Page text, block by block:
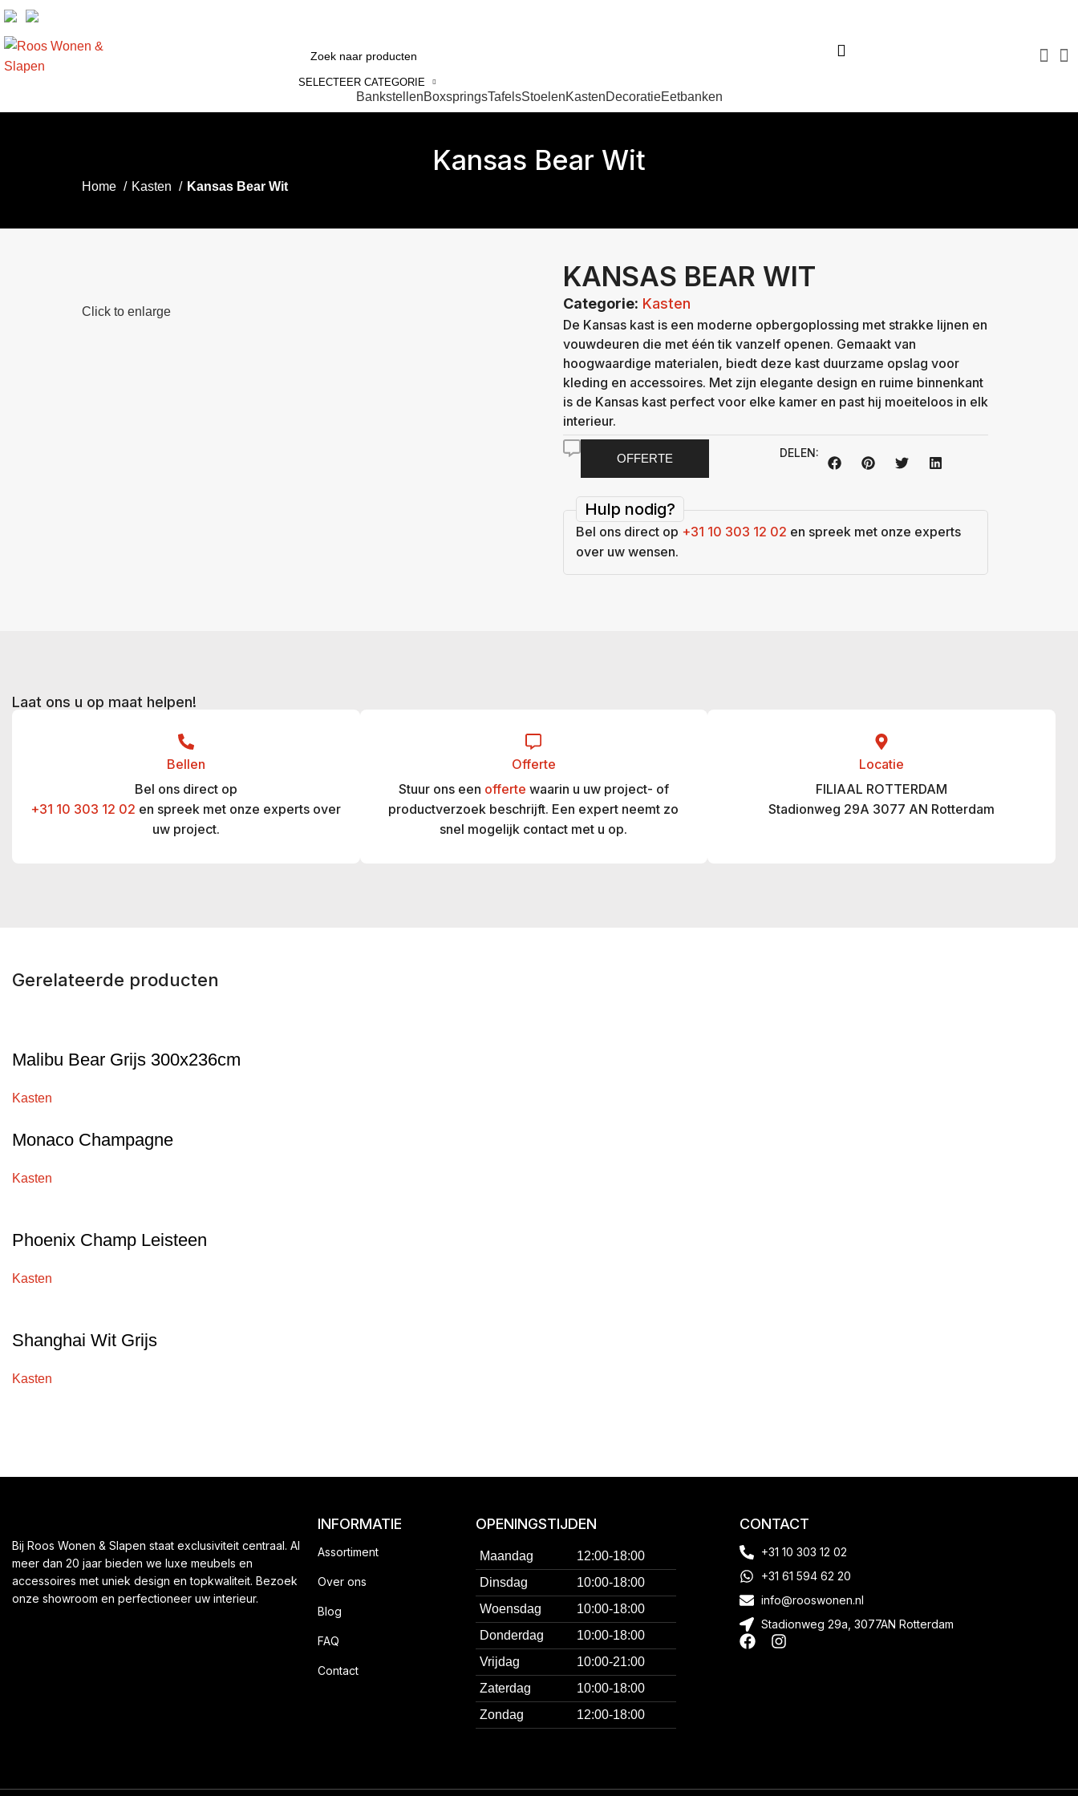
SELECTEER CATEGORIE
BankstellenBoxspringsTafelsStoelenKastenDecoratieEetbanken
Kansas Bear Wit
Home Kasten Kansas Bear Wit
Click to enlarge
KANSAS BEAR WIT
Categorie: Kasten
De Kansas kast is een moderne opbergoplossing met strakke lijnen en
vouwdeuren die met één tik vanzelf openen. Gemaakt van
hoogwaardige materialen, biedt deze kast duurzame opslag voor
kleding en accessoires. Met zijn elegante design en ruime binnenkant
is de Kansas kast perfect voor elke kamer en past hij moeiteloos in elk
interieur.
OFFERTE DELEN:
Hulp nodig?
Bel ons direct op +31 10 303 12 02 en spreek met onze experts
over uw wensen.
Laat ons u op maat helpen!
Bellen
Bel ons direct op
+31 10 303 12 02 en spreek met onze experts over
uw project.
Offerte
Stuur ons een offerte waarin u uw project- of
productverzoek beschrijft. Een expert neemt zo
snel mogelijk contact met u op.
Locatie
FILIAAL ROTTERDAM
Stadionweg 29A 3077 AN Rotterdam
Gerelateerde producten
Malibu Bear Grijs 300x236cm
Kasten
Monaco Champagne
Kasten
Phoenix Champ Leisteen
Kasten
Shanghai Wit Grijs
Kasten
Bij Roos Wonen & Slapen staat exclusiviteit centraal. Al
meer dan 20 jaar bieden we luxe meubels en
accessoires met uniek design en topkwaliteit. Bezoek
onze showroom en perfectioneer uw interieur.
INFORMATIE
Assortiment
Over ons
Blog
FAQ
Contact
OPENINGSTIJDEN
Maandag
12:00-18:00
Dinsdag
10:00-18:00
Woensdag
10:00-18:00
Donderdag
10:00-18:00
Vrijdag
10:00-21:00
Zaterdag
10:00-18:00
Zondag
12:00-18:00
CONTACT
+31 10 303 12 02
+31 61 594 62 20
info@rooswonen.nl
Stadionweg 29a, 3077AN Rotterdam